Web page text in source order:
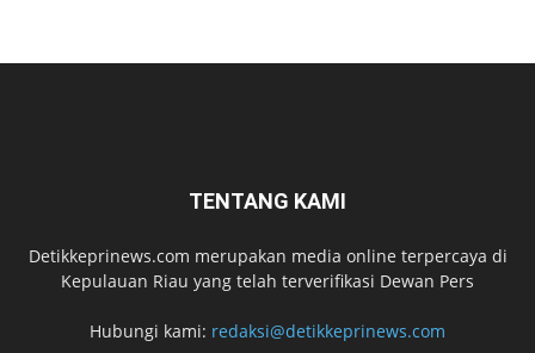
TENTANG KAMI
Detikkeprinews.com merupakan media online terpercaya di
Kepulauan Riau yang telah terverifikasi Dewan Pers
Hubungi kami: redaksi@detikkeprinews.com